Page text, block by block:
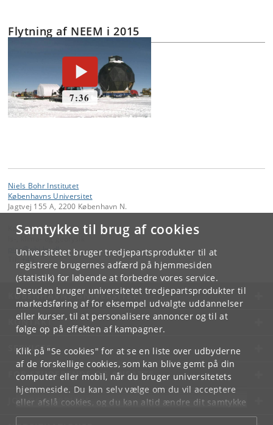
Samtykke til brug af cookies
Universitetet bruger tredjepartsprodukter til at
registrere brugernes adfærd på hjemmesiden
(statistik) for løbende at forbedre vores service.
Desuden bruger universitetet tredjepartsprodukter til
markedsføring af for eksempel udvalgte uddannelser
eller kurser, til at personalisere annoncer og til at
følge op på effekten af kampagner.
Klik på "Se cookies" for at se en liste over udbyderne
af de forskellige cookies, som kan blive gemt på din
computer eller mobil, når du bruger universitetets
hjemmeside. Du kan selv vælge om du vil acceptere
eller afslå cookies, og du kan altid ændre dit samtykke
underCookie- og privatlivspolitiksom du finder i
Flytning af NEEM i 2015
Niels Bohr Institutet
Københavns Universitet
Jagtvej 155 A, 2200 København N.
Kontakt:
Is-, klima- og geofysik
pice@nbi .ku.dk
KØBENHAVNS UNIVERSITET
KONTAKT
SERVICES
FOR STUDERENDE OG ANSATTE
JOB OG KARRIERE